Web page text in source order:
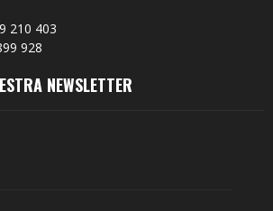
210 403
928
NEWSLETTER